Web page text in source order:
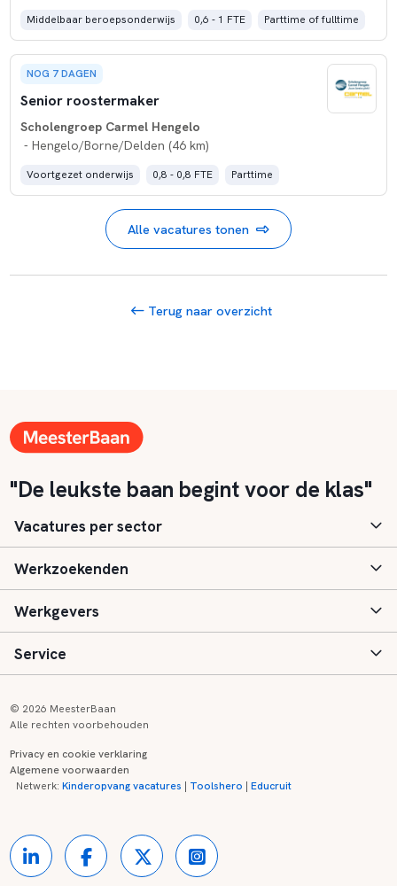
Middelbaar beroepsonderwijs 0,6 - 1 FTE Parttime of fulltime
NOG 7 DAGEN
Senior roostermaker
Scholengroep Carmel Hengelo
- Hengelo/Borne/Delden (46 km)
Voortgezet onderwijs 0,8 - 0,8 FTE Parttime
Alle vacatures tonen
Terug naar overzicht
"De leukste baan begint voor de klas"
Vacatures per sector
Basisonderwijs
Speciaal (basis) onderwijs
Voortgezet onderwijs
Kinderopvang
Werkzoekenden
Aanmelden
Vacatures
Zij-instroom informatie
Onderwijsregio's
Werkgevers
Inloggen
Registreren
Contact
Service
Onderwijs links
Partners
© 2026 MeesterBaan
Alle rechten voorbehouden
Privacy en cookie verklaring
Algemene voorwaarden
Netwerk:Kinderopvang vacatures | Toolshero |Educruit